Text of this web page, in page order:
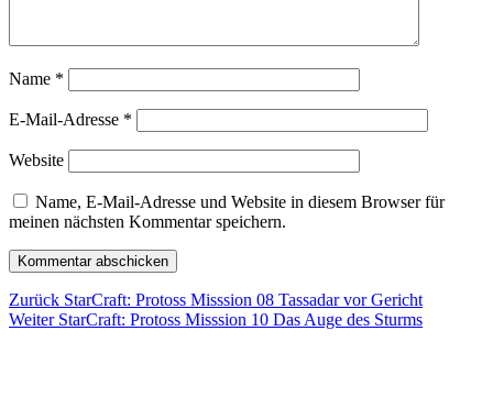
Name *
E-Mail-Adresse *
Website
Name, E-Mail-Adresse und Website in diesem Browser für
meinen nächsten Kommentar speichern.
Beitragsnavigation
Zurück Vorheriger
Beitrag:
StarCraft: Protoss Misssion 08 Tassadar vor Gericht
Weiter Nächster
StarCraft: Protoss Misssion 10 Das Auge des Sturms